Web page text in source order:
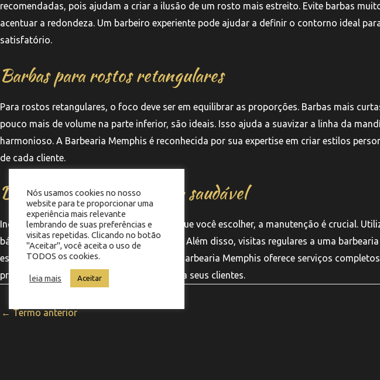
recomendadas, pois ajudam a criar a ilusão de um rosto mais estreito. Evite barbas
acentuar a redondeza. Um barbeiro experiente pode ajudar a definir o contorno ideal
satisfatório.
Barbas para rostos retangulares
Para rostos retangulares, o foco deve ser em equilibrar as proporções. Barbas mais
pouco mais de volume na parte inferior, são ideais. Isso ajuda a suavizar a linha da
harmonioso. A Barbearia Memphis é reconhecida por sua expertise em criar estilos
de cada cliente.
Dicas para manter a barba saudável
Independentemente do formato de barba que você escolher, a manutenção é crucial.
bálsamos, para hidratar e modelar a barba. Além disso, visitas regulares a uma
esteja sempre bem cuidada e estilizada. A Barbearia Memphis oferece serviços
proporcionando uma experiência única para seus clientes.
←Termo anterior
Nós usamos cookies no nosso
website para te proporcionar uma
experiência mais relevante
lembrando de suas preferências e
visitas repetidas. Clicando no botão
"Aceitar", você aceita o uso de
TODOS os cookies.
leia mais Aceitar